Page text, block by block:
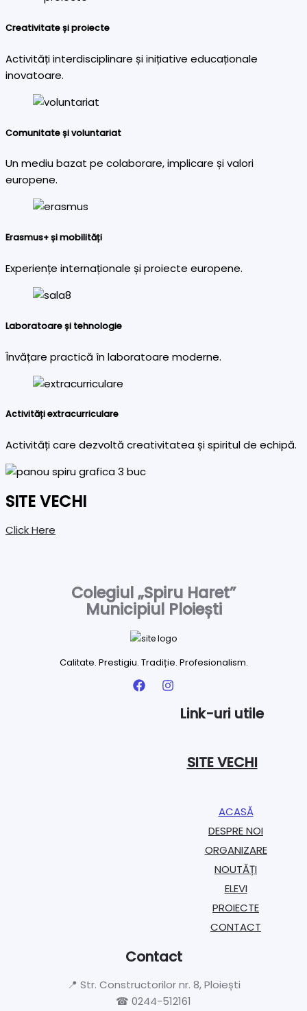
Creativitate și proiecte
Activități interdisciplinare și inițiative educaționale
inovatoare.
Comunitate și voluntariat
Un mediu bazat pe colaborare, implicare și valori
europene.
Erasmus+ și mobilități
Experiențe internaționale și proiecte europene.
Laboratoare și tehnologie
Învățare practică în laboratoare moderne.
Activități extracurriculare
Activități care dezvoltă creativitatea și spiritul de echipă.
SITE VECHI
Click Here
Colegiul „Spiru Haret”
Municipiul Ploiești
Calitate. Prestigiu. Tradiție. Profesionalism.
Link-uri utile
SITE VECHI
ACASĂ
DESPRE NOI
ORGANIZARE​
NOUTĂȚI
ELEVI
PROIECTE​
CONTACT
Contact
📍 Str. Constructorilor nr. 8, Ploiești
☎ 0244-512161